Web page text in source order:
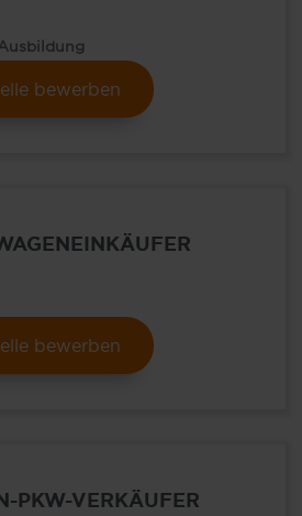
bewerben
bewerben
PKW-VERKÄUFER